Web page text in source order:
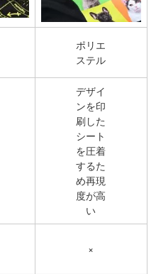
ポリエ
ステル
デザイ
ンを印
刷した
シート
を圧着
するた
め再現
度が高
い
×